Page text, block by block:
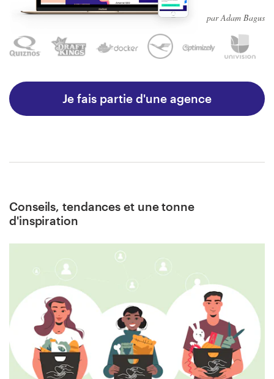
par Adam Bagus
Je fais partie d'une agence
Conseils, tendances et une tonne
d'inspiration